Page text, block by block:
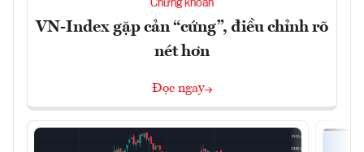
Chứng khoán
VN-Index gặp cản “cứng”, điều chỉnh rõ
nét hơn
Đọc ngay